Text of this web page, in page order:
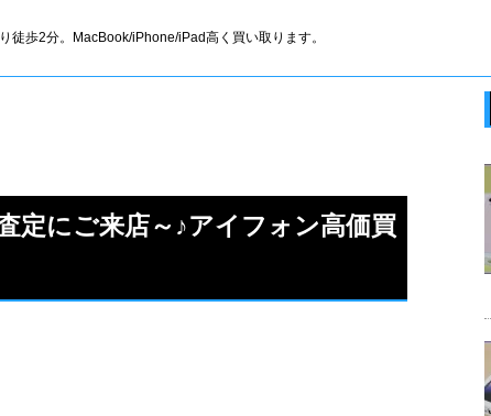
徒歩2分。MacBook/iPhone/iPad高く買い取ります。
定にご来店～♪アイフォン高価買